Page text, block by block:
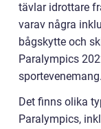
tävlar idrottare
varav några
bågskytte och
Paralympics
sportevenemang.
Det finns olika
Paralympics,